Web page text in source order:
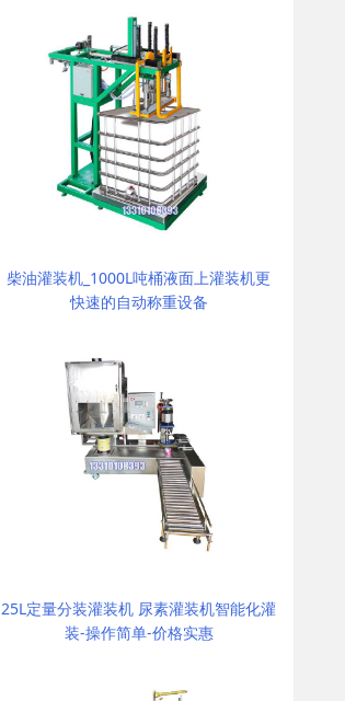
柴油灌装机_1000L吨桶液面上灌装机更
快速的自动称重设备
25L定量分装灌装机 尿素灌装机智能化灌
装-操作简单-价格实惠